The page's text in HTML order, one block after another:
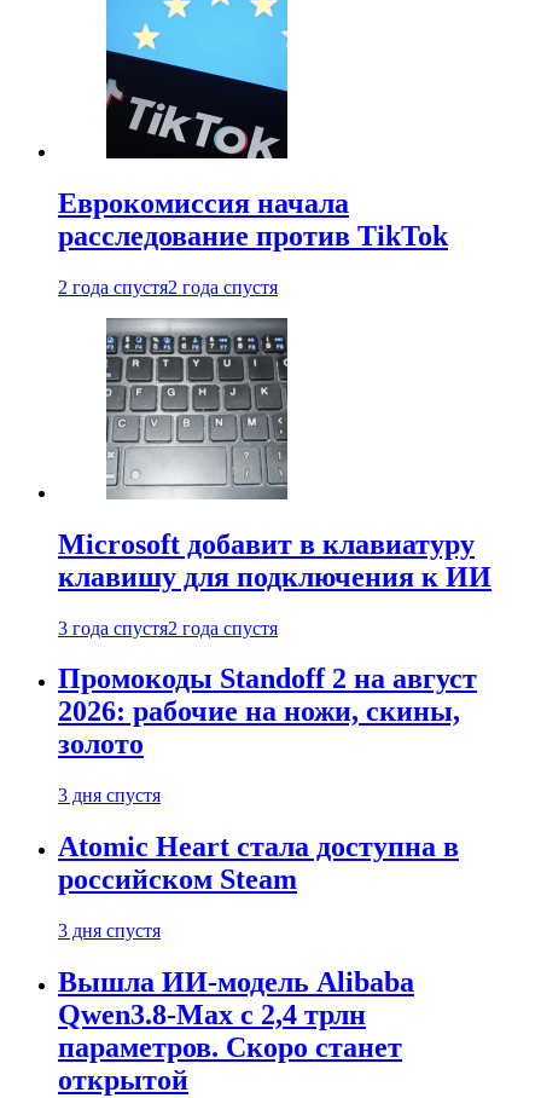
Еврокомиссия начала
расследование против TikTok
2 года спустя2 года спустя
Microsoft добавит в клавиатуру
клавишу для подключения к ИИ
3 года спустя2 года спустя
Промокоды Standoff 2 на август
2026: рабочие на ножи, скины,
золото
3 дня спустя
Atomic Heart стала доступна в
российском Steam
3 дня спустя
Вышла ИИ-модель Alibaba
Qwen3.8-Max с 2,4 трлн
параметров. Скоро станет
открытой